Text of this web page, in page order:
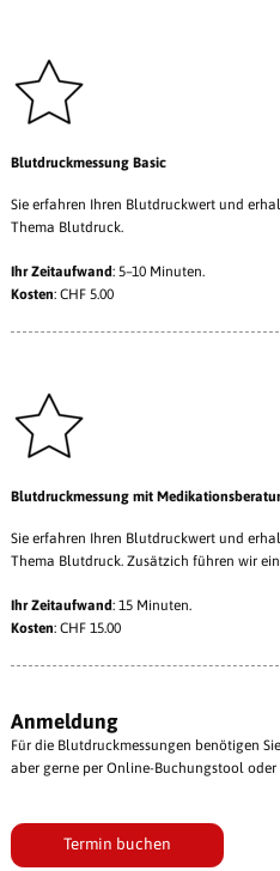
Blutdruckmessung Basic
Sie erfahren Ihren Blutdruckwert und
Thema Blutdruck.
Ihr Zeitaufwand: 5–10 Minuten.
Kosten: CHF 5.00
Blutdruckmessung mit
Sie erfahren Ihren Blutdruckwert und
Thema Blutdruck. Zusätzich führen wir
Ihr Zeitaufwand: 15 Minuten.
Kosten: CHF 15.00
Anmeldung
Für die Blutdruckmessungen benötigen
aber gerne per Online-Buchungstool
Termin buchen